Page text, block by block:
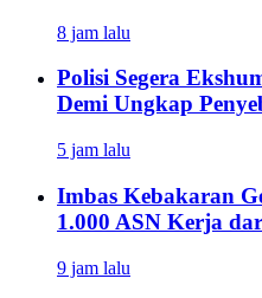
8 jam lalu
Polisi Segera
Demi Ungkap
5 jam lalu
Imbas Kebakaran
1.000 ASN Kerja
9 jam lalu